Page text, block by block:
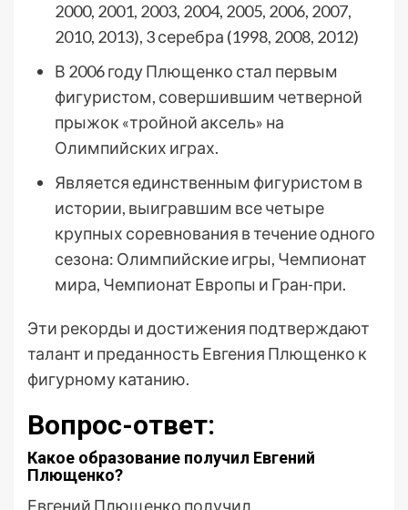
2000, 2001, 2003, 2004, 2005, 2006, 2007,
2010, 2013), 3 серебра (1998, 2008, 2012)
В 2006 году Плющенко стал первым
фигуристом, совершившим четверной
прыжок «тройной аксель» на
Олимпийских играх.
Является единственным фигуристом в
истории, выигравшим все четыре
крупных соревнования в течение одного
сезона: Олимпийские игры, Чемпионат
мира, Чемпионат Европы и Гран-при.
Эти рекорды и достижения подтверждают
талант и преданность Евгения Плющенко к
фигурному катанию.
Вопрос-ответ:
Какое образование получил Евгений
Плющенко?
Евгений Плющенко получил